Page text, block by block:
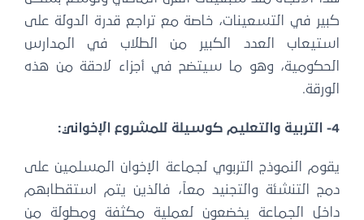
كبير في التسعينات، خاصة مع تراجع قدرة الدولة على
استيعاب العدد الكبير من الطلاب في المدارس
الحكومية، وهو ما سيتضح في أجزاء لاحقة من هذه
الورقة.
4- التربية والتعليم كوسيلة للمشروع الإخواني:
يقوم النموذج التربوي لجماعة الإخوان المسلمين على
دمج التنشئة والتجنيد معاً، فالذين يتم استقطابهم
داخل الجماعة يخضعون لعملية مكثفة ومطولة من